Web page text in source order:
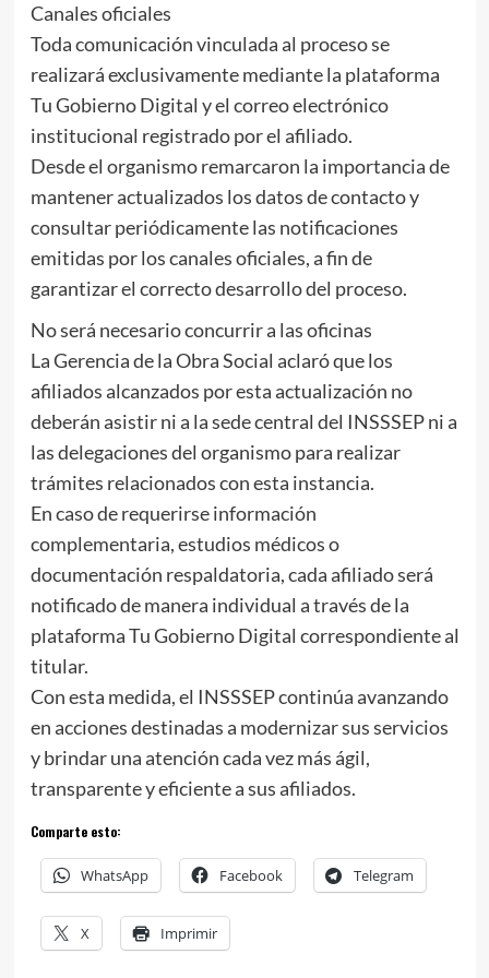
Canales oficiales
Toda comunicación vinculada al proceso se
realizará exclusivamente mediante la plataforma
Tu Gobierno Digital y el correo electrónico
institucional registrado por el afiliado.
Desde el organismo remarcaron la importancia de
mantener actualizados los datos de contacto y
consultar periódicamente las notificaciones
emitidas por los canales oficiales, a fin de
garantizar el correcto desarrollo del proceso.
No será necesario concurrir a las oficinas
La Gerencia de la Obra Social aclaró que los
afiliados alcanzados por esta actualización no
deberán asistir ni a la sede central del INSSSEP ni a
las delegaciones del organismo para realizar
trámites relacionados con esta instancia.
En caso de requerirse información
complementaria, estudios médicos o
documentación respaldatoria, cada afiliado será
notificado de manera individual a través de la
plataforma Tu Gobierno Digital correspondiente al
titular.
Con esta medida, el INSSSEP continúa avanzando
en acciones destinadas a modernizar sus servicios
y brindar una atención cada vez más ágil,
transparente y eficiente a sus afiliados.
Comparte esto:
WhatsApp Facebook Telegram
X Imprimir